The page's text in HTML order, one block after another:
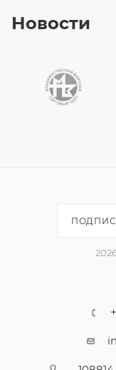
Новости